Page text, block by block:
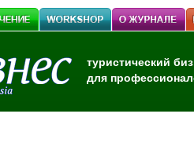
туристический
для